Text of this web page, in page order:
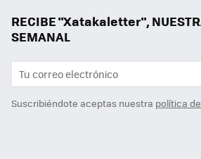
RECIBE "Xatakaletter",
SEMANAL
Suscribiéndote aceptas nuestra política